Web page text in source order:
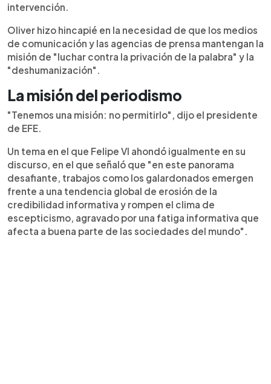
intervención.
Oliver hizo hincapié en la necesidad de que los medios
de comunicación y las agencias de prensa mantengan la
misión de "luchar contra la privación de la palabra" y la
"deshumanización".
La misión del periodismo
"Tenemos una misión: no permitirlo", dijo el presidente
de EFE.
Un tema en el que Felipe VI ahondó igualmente en su
discurso, en el que señaló que "en este panorama
desafiante, trabajos como los galardonados emergen
frente a una tendencia global de erosión de la
credibilidad informativa y rompen el clima de
escepticismo, agravado por una fatiga informativa que
afecta a buena parte de las sociedades del mundo".